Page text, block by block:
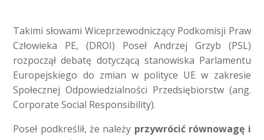
Takimi słowami Wiceprzewodniczący Podkomisji Praw
Człowieka PE, (DROI) Poseł Andrzej Grzyb (PSL)
rozpoczął debatę dotyczącą stanowiska Parlamentu
Europejskiego do zmian w polityce UE w zakresie
Społecznej Odpowiedzialności Przedsiębiorstw (ang.
Corporate Social Responsibility).
Poseł podkreślił, że należy przywrócić równowagę i